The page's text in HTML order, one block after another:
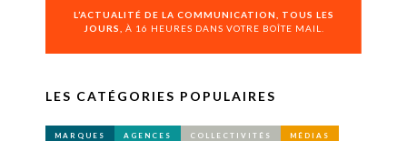
L’ACTUALITÉ DE LA COMMUNICATION, TOUS LES
JOURS,
À 16 HEURES DANS VOTRE BOÎTE MAIL.
LES CATÉGORIES POPULAIRES
MARQUES AGENCES COLLECTIVITÉS MÉDIAS